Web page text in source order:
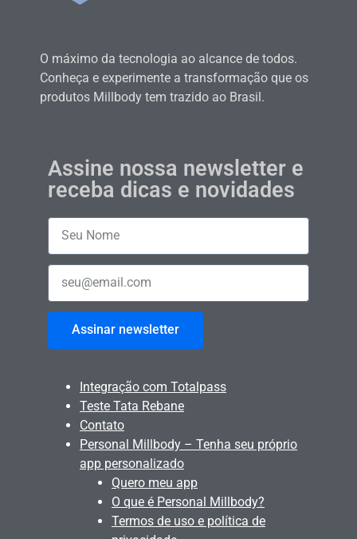
O máximo da tecnologia ao alcance de todos.
Conheça e experimente a transformação que os
produtos Millbody tem trazido ao Brasil.
Assine nossa newsletter e
receba dicas e novidades
Assinar newsletter
Integração com Totalpass
Teste Tata Rebane
Contato
Personal Millbody – Tenha seu próprio
app personalizado
Quero meu app
O que é Personal Millbody?
Termos de uso e política de